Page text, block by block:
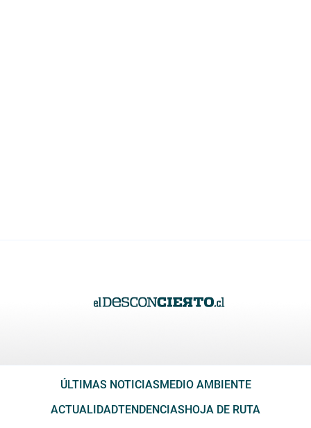
ÚLTIMAS NOTICIASMEDIO AMBIENTE
ACTUALIDADTENDENCIASHOJA DE RUTA